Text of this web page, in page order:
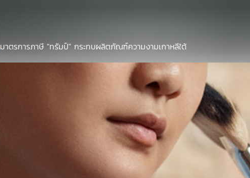
มาตรการภาษี "ทรัมป์" กระทบผลิตภัณฑ์ความงามเกาหลีใต้